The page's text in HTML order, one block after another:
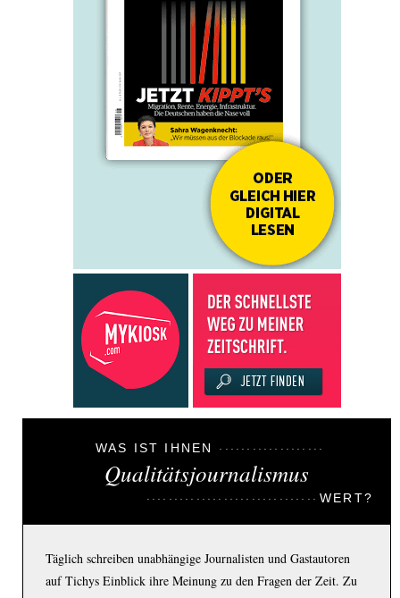
WAS IST IHNEN
Qualitätsjournalismus
WERT?
Täglich schreiben unabhängige Journalisten und Gastautoren
auf Tichys Einblick ihre Meinung zu den Fragen der Zeit. Zu